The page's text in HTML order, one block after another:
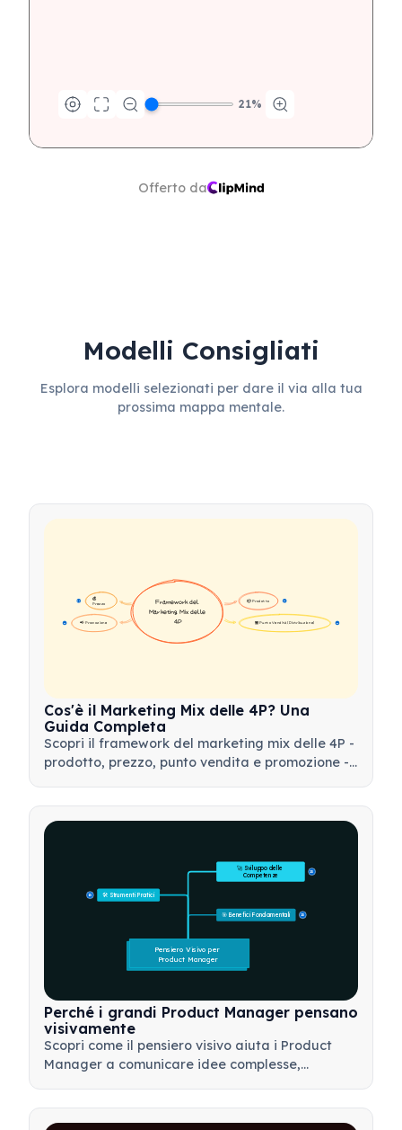
21%
Offerto da
Modelli Consigliati
Esplora modelli selezionati per dare il via alla tua
prossima mappa mentale.
📦 Prodotto
💰
Prezzo
🏪 Punto Vendita (Distribuzione) 17
📢 Promozione
17
Framework del
Marketing Mix delle
4P
Cos'è il Marketing Mix delle 4P? Una
Guida Completa
Scopri il framework del marketing mix delle 4P -
prodotto, prezzo, punto vendita e promozione -
🎯 Benefici Fondamentali 15
🛠️ Strumenti Pratici
15
🚀 Sviluppo delle
Competenze
15
Pensiero Visivo per
Product Manager
Perché i grandi Product Manager pensano
visivamente
Scopri come il pensiero visivo aiuta i Product
Manager a comunicare idee complesse,
mentali e alberi dei prodotti.